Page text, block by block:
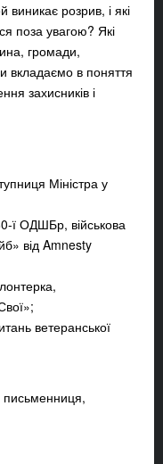
розрив, і які
поза увагою? Які
громади,
вкладаємо в поняття
захисників і
Міністра у
ї ОДШБр, військова
від Amnesty
ветеранської
письменниця,